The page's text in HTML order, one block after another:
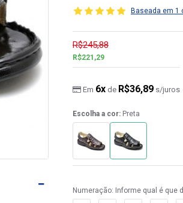
Baseada em 1
R$221,29
R$245,88
Em 6x de R$36,89 s/juros
Escolha a cor: Preta
Numeração: Informe qual é que